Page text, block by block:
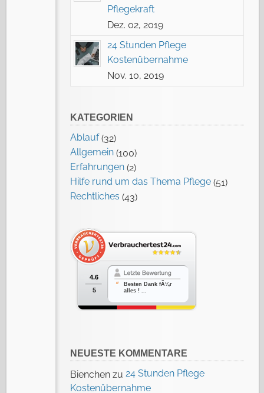
Pflegekraft
Dez. 02, 2019
24 Stunden Pflege
Kostenübernahme
Nov. 10, 2019
KATEGORIEN
Ablauf(32)
Allgemein (100)
Erfahrungen (2)
Hilfe rund um das Thema Pflege (51)
Rechtliches (43)
4.6
5
Besten Dank fÃ¼r
alles ! ...
NEUESTE KOMMENTARE
Bienchen zu 24 Stunden Pflege
Kostenübernahme